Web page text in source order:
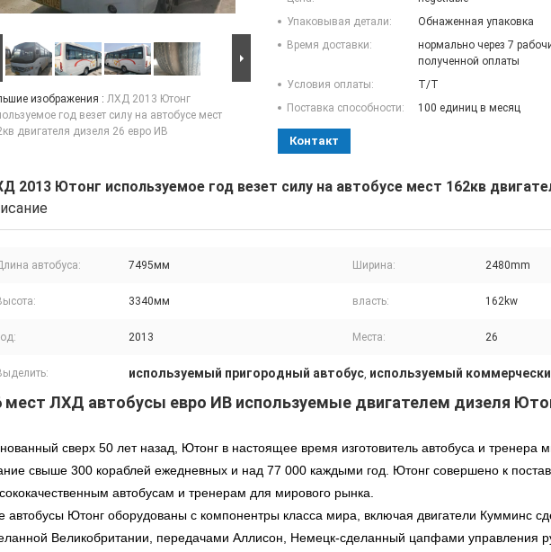
изображения : ЛХД 2013 Ютонг
год везет силу на автобусе мест
двигателя дизеля 26 евро ИВ
Упаковывая детали:
Обнаженная упаковка
Время доставки:
нормально через 7
полученной оплаты
Условия оплаты:
T/T
Поставка способности:
100 единиц в месяц
Контакт
2013 Ютонг используемое год везет силу на автобусе мест 162кв
автобуса: 7495мм Ширина: 2480mm
3340мм власть: 162kw
2013 Места: 26
используемый пригородный автобус, используемый
мест ЛХД автобусы евро ИВ используемые двигателем дизеля
сверх 50 лет назад, Ютонг в настоящее время изготовитель автобуса и
свыше 300 кораблей ежедневных и над 77 000 каждыми год. Ютонг совершено к
автобусам и тренерам для мирового рынка.
автобусы Ютонг оборудованы с компонентры класса мира, включая двигатели Кумминс
Великобритании, передачами Аллисон, Немецк-сделанный цапфами управления